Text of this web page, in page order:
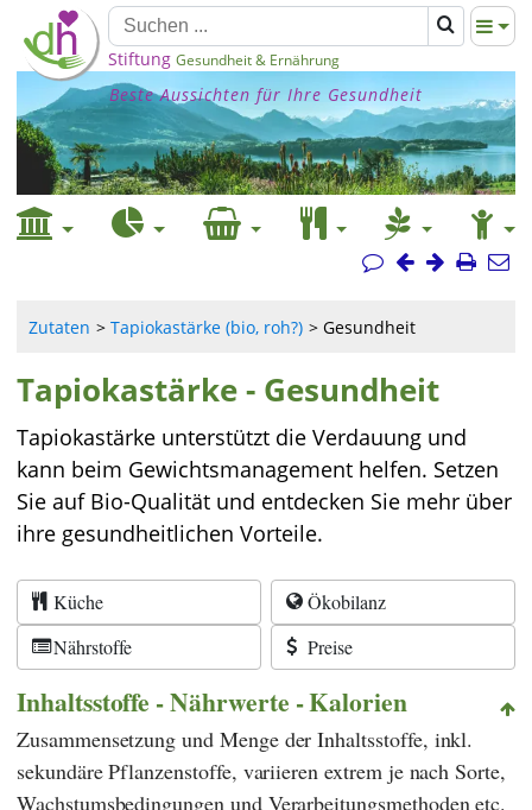
Stiftung Gesundheit & Ernährung
Beste Aussichten für Ihre Gesundheit
Zutaten Tapiokastärke (bio, roh?) Gesundheit
Tapiokastärke - Gesundheit
Tapiokastärke unterstützt die Verdauung und
kann beim Gewichtsmanagement helfen. Setzen
Sie auf Bio-Qualität und entdecken Sie mehr über
ihre gesundheitlichen Vorteile.
Küche
Ökobilanz
Nährstoffe
Preise
Inhaltsstoffe - Nährwerte - Kalorien
Zusammensetzung und Menge der Inhaltsstoffe, inkl.
sekundäre Pflanzenstoffe, variieren extrem je nach Sorte,
Wachstumsbedingungen und Verarbeitungsmethoden etc.